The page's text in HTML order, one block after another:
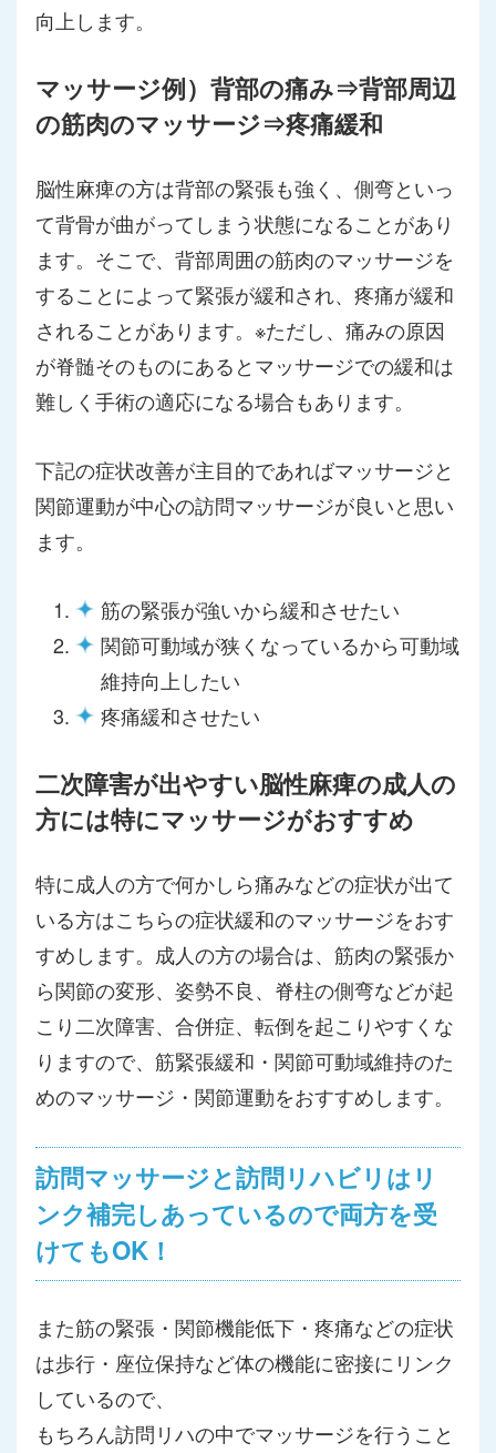
向上します。
マッサージ例）背部の痛み⇒背部周辺
の筋肉のマッサージ⇒疼痛緩和
脳性麻痺の方は背部の緊張も強く、側弯といっ
て背骨が曲がってしまう状態になることがあり
ます。そこで、背部周囲の筋肉のマッサージを
することによって緊張が緩和され、疼痛が緩和
されることがあります。※ただし、痛みの原因
が脊髄そのものにあるとマッサージでの緩和は
難しく手術の適応になる場合もあります。
下記の症状改善が主目的であればマッサージと
関節運動が中心の訪問マッサージが良いと思い
ます。
筋の緊張が強いから緩和させたい
関節可動域が狭くなっているから可動域
維持向上したい
疼痛緩和させたい
二次障害が出やすい脳性麻痺の成人の
方には特にマッサージがおすすめ
特に成人の方で何かしら痛みなどの症状が出て
いる方はこちらの症状緩和のマッサージをおす
すめします。成人の方の場合は、筋肉の緊張か
ら関節の変形、姿勢不良、脊柱の側弯などが起
こり二次障害、合併症、転倒を起こりやすくな
りますので、筋緊張緩和・関節可動域維持のた
めのマッサージ・関節運動をおすすめします。
訪問マッサージと訪問リハビリはリ
ンク補完しあっているので両方を受
けてもOK！
また筋の緊張・関節機能低下・疼痛などの症状
は歩行・座位保持など体の機能に密接にリンク
しているので、
もちろん訪問リハの中でマッサージを行うこと